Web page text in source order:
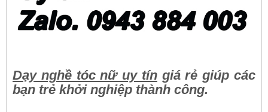
Dạy nghề tóc nữ uy tíngiá rẻ giúp các
bạn trẻ khởi nghiệp thành công.